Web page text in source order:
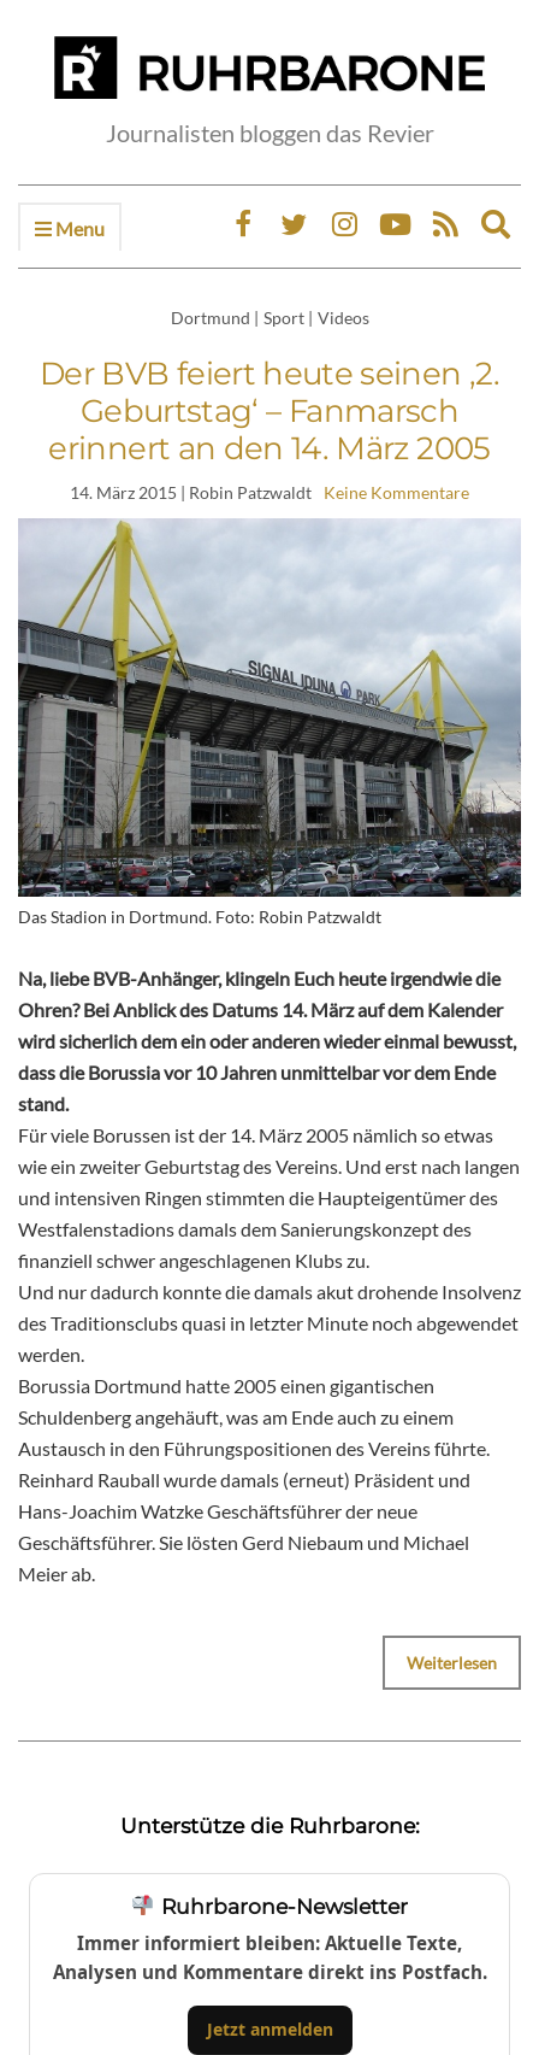
Journalisten bloggen das Revier
Menu
Dortmund | Sport | Videos
Der BVB feiert heute seinen ‚2.
Geburtstag‘ – Fanmarsch
erinnert an den 14. März 2005
14. März 2015 | Robin Patzwaldt Keine Kommentare
Das Stadion in Dortmund. Foto: Robin Patzwaldt
Na, liebe BVB-Anhänger, klingeln Euch heute irgendwie die
Ohren? Bei Anblick des Datums 14. März auf dem Kalender
wird sicherlich dem ein oder anderen wieder einmal bewusst,
dass die Borussia vor 10 Jahren unmittelbar vor dem Ende
stand.
Für viele Borussen ist der 14. März 2005 nämlich so etwas
wie ein zweiter Geburtstag des Vereins. Und erst nach langen
und intensiven Ringen stimmten die Haupteigentümer des
Westfalenstadions damals dem Sanierungskonzept des
finanziell schwer angeschlagenen Klubs zu.
Und nur dadurch konnte die damals akut drohende Insolvenz
des Traditionsclubs quasi in letzter Minute noch abgewendet
werden.
Borussia Dortmund hatte 2005 einen gigantischen
Schuldenberg angehäuft, was am Ende auch zu einem
Austausch in den Führungspositionen des Vereins führte.
Reinhard Rauball wurde damals (erneut) Präsident und
Hans-Joachim Watzke Geschäftsführer der neue
Geschäftsführer. Sie lösten Gerd Niebaum und Michael
Meier ab.
Weiterlesen
Unterstütze die Ruhrbarone:
Ruhrbarone-Newsletter
Immer informiert bleiben: Aktuelle Texte,
Analysen und Kommentare direkt ins Postfach.
Jetzt anmelden